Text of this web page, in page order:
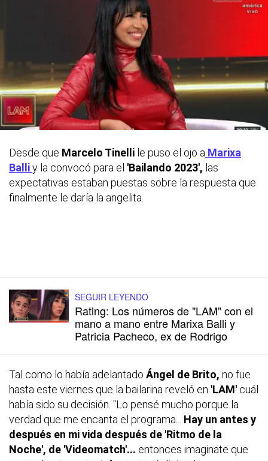
Desde que Marcelo Tinelli le puso el ojo a Marixa
Balliy la convocó para el 'Bailando 2023', las
expectativas estaban puestas sobre la respuesta que
finalmente le daría la angelita.
SEGUIR LEYENDO
Rating: Los números de "LAM" con el
mano a mano entre Marixa Balli y
Patricia Pacheco, ex de Rodrigo
Tal como lo había adelantado Ángel de Brito, no fue
hasta este viernes que la bailarina reveló en 'LAM' cuál
había sido su decisión. "Lo pensé mucho porque la
verdad que me encanta el programa...
Hay un antes y
después en mi vida después de 'Ritmo de la
Noche', de 'Videomatch'... entonces imaginate que